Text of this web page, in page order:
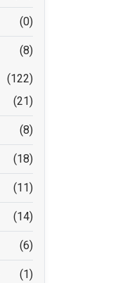
(0)
(8)
(122)
(21)
(8)
(18)
(11)
(14)
(6)
(1)